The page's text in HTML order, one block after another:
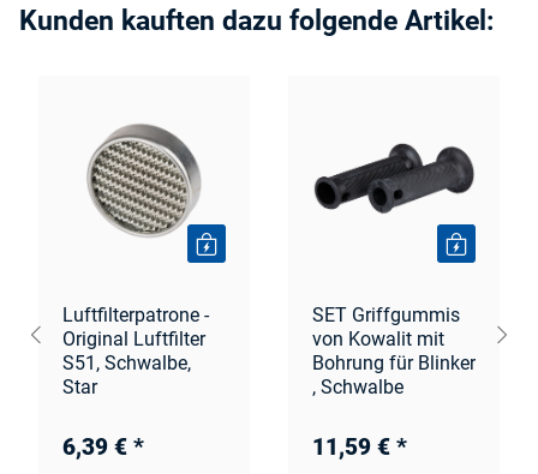
Kunden kauften dazu folgende Artikel:
Luftfilterpatrone -
Original Luftfilter
S51, Schwalbe,
Star
6,39 € *
SET Griffgummis
von Kowalit mit
Bohrung für Blinker
, Schwalbe
11,59 € *